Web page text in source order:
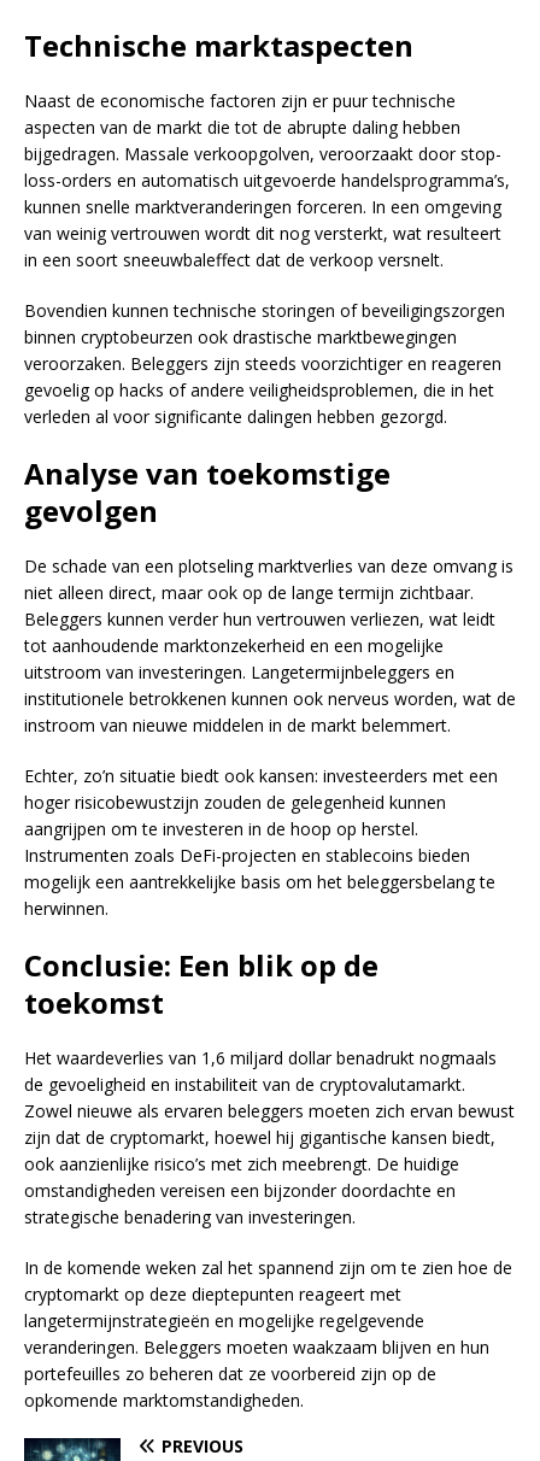
Technische marktaspecten
Naast de economische factoren zijn er puur technische
aspecten van de markt die tot de abrupte daling hebben
bijgedragen. Massale verkoopgolven, veroorzaakt door stop-
loss-orders en automatisch uitgevoerde handelsprogramma’s,
kunnen snelle marktveranderingen forceren. In een omgeving
van weinig vertrouwen wordt dit nog versterkt, wat resulteert
in een soort sneeuwbaleffect dat de verkoop versnelt.
Bovendien kunnen technische storingen of beveiligingszorgen
binnen cryptobeurzen ook drastische marktbewegingen
veroorzaken. Beleggers zijn steeds voorzichtiger en reageren
gevoelig op hacks of andere veiligheidsproblemen, die in het
verleden al voor significante dalingen hebben gezorgd.
Analyse van toekomstige
gevolgen
De schade van een plotseling marktverlies van deze omvang is
niet alleen direct, maar ook op de lange termijn zichtbaar.
Beleggers kunnen verder hun vertrouwen verliezen, wat leidt
tot aanhoudende marktonzekerheid en een mogelijke
uitstroom van investeringen. Langetermijnbeleggers en
institutionele betrokkenen kunnen ook nerveus worden, wat de
instroom van nieuwe middelen in de markt belemmert.
Echter, zo’n situatie biedt ook kansen: investeerders met een
hoger risicobewustzijn zouden de gelegenheid kunnen
aangrijpen om te investeren in de hoop op herstel.
Instrumenten zoals DeFi-projecten en stablecoins bieden
mogelijk een aantrekkelijke basis om het beleggersbelang te
herwinnen.
Conclusie: Een blik op de
toekomst
Het waardeverlies van 1,6 miljard dollar benadrukt nogmaals
de gevoeligheid en instabiliteit van de cryptovalutamarkt.
Zowel nieuwe als ervaren beleggers moeten zich ervan bewust
zijn dat de cryptomarkt, hoewel hij gigantische kansen biedt,
ook aanzienlijke risico’s met zich meebrengt. De huidige
omstandigheden vereisen een bijzonder doordachte en
strategische benadering van investeringen.
In de komende weken zal het spannend zijn om te zien hoe de
cryptomarkt op deze dieptepunten reageert met
langetermijnstrategieën en mogelijke regelgevende
veranderingen. Beleggers moeten waakzaam blijven en hun
portefeuilles zo beheren dat ze voorbereid zijn op de
opkomende marktomstandigheden.
PREVIOUS